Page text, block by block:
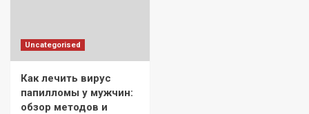
Uncategorised
Как лечить вирус
папилломы у мужчин:
обзор методов и